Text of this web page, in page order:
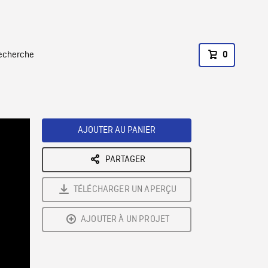
0
AJOUTER AU PANIER
PARTAGER
TÉLÉCHARGER UN APERÇU
AJOUTER À UN PROJET